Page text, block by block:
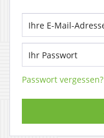
Passwort vergessen?